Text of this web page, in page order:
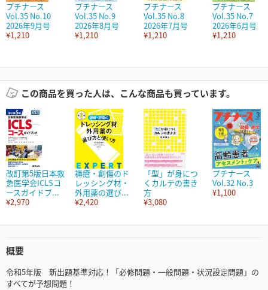
プチナース
Vol.35 No.10
2026年9月号
¥1,210
プチナース
Vol.35 No.9
2026年8月号
¥1,210
プチナース
Vol.35 No.8
2026年7月号
¥1,210
プチナース
Vol.35 No.7
2026年6月号
¥1,210
この商品を買った人は、こんな商品も買っています。
改訂第5版日本救
急医学会ICLSコ
ースガイドブ...
¥2,970
褥瘡・創傷のド
レッシング材・
外用薬の選び...
¥2,420
「型」が身につ
くカルテの書き
方
¥3,080
プチナース
Vol.32 No.3
¥1,100
概要
令和5年版 新出題基準対応！「必修問題・一般問題・状況設定問題」の
すべてが予想問題！